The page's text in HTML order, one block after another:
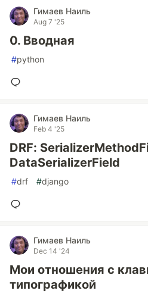
Гимаев Наиль
Aug 7 '25
0. Вводная
#python
Гимаев Наиль
Feb 4 '25
DRF:
DataSerializerField
#drf #django
Гимаев Наиль
Dec 14 '24
Мои отношения с
типографикой